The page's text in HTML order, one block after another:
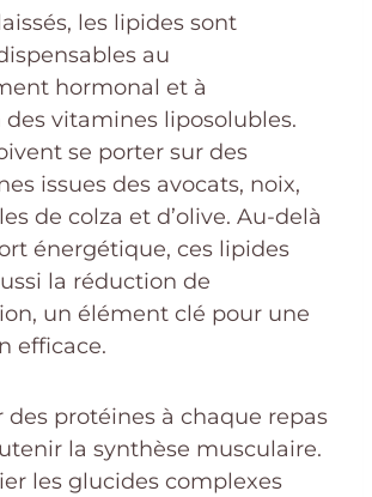
les lipides sont
au
hormonal et à
des vitamines liposolubles.
se porter sur des
issues des avocats, noix,
de colza et d’olive. Au-delà
énergétique, ces lipides
la réduction de
un élément clé pour une
efficace.
des protéines à chaque repas
la synthèse musculaire.
les glucides complexes